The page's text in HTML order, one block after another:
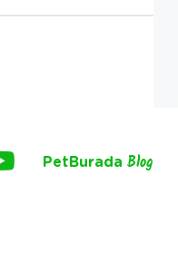
PetBurada Blog